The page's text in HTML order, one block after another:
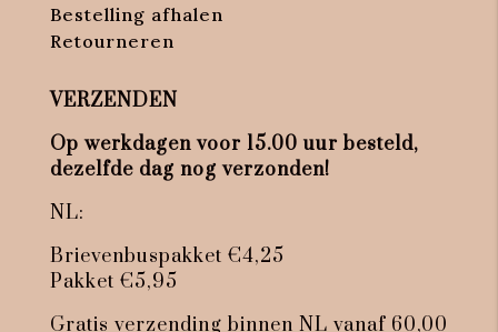
Bestelling afhalen
Retourneren
VERZENDEN
Op werkdagen voor 15.00 uur besteld,
dezelfde dag nog verzonden!
NL:
Brievenbuspakket €4,25
Pakket €5,95
Gratis verzending binnen NL vanaf 60,00